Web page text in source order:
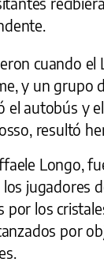
cuando el
y un grupo
el autobús y
resultó
Longo,
jugadores
los
por